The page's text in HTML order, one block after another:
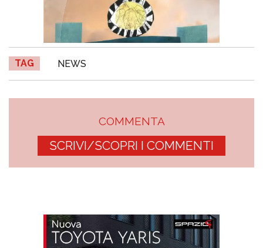
TAG NEWS
COMMENTA
SCRIVI/SCOPRI I COMMENTI